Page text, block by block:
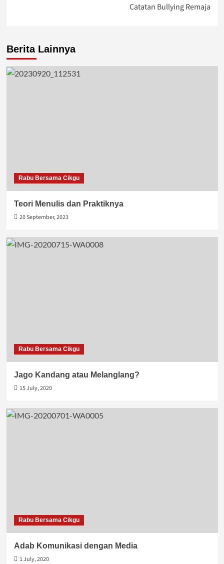
Catatan Bullying Remaja
Berita Lainnya
Rabu Bersama Cikgu
Teori Menulis dan Praktiknya
20 September, 2023
Rabu Bersama Cikgu
Jago Kandang atau Melanglang?
15 July, 2020
Rabu Bersama Cikgu
Adab Komunikasi dengan Media
1 July, 2020